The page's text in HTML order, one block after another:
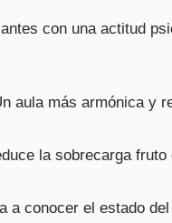
con una actitud
aula más armónica y
la sobrecarga fruto
a conocer el estado